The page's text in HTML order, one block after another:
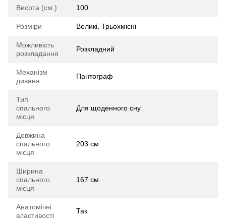
Висота (см.) 100
Розміри Великі, Трьохмісні
Можливість
розкладання
Розкладний
Механізм
дивана
Пантограф
Тип
спального
місця
Для щоденного сну
Довжина
спального
місця
203 см
Ширина
спального
місця
167 см
Анатомічні
властивості
Так